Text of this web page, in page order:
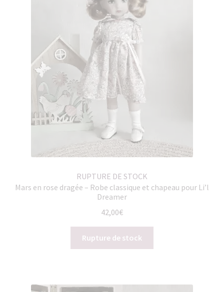
RUPTURE DE STOCK
Mars en rose dragée – Robe classique et chapeau pour Li’l
Dreamer
42,00€
Rupture de stock